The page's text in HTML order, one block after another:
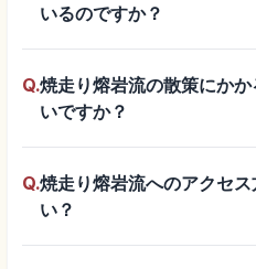
いるのですか？
Q.焼走り熔岩流の散策にか
いですか？
Q.焼走り熔岩流へのアクセ
い？